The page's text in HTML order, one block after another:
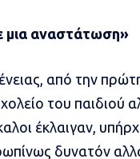
μια αναστάτωση»
από την
του παιδιού
έκλαιγαν,
δυνατόν